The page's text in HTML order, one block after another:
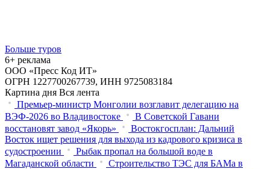
Больше туров
6+ реклама
ООО «Пресс Код ИТ»
ОГРН 1227700267739, ИНН 9725083184
Картина дня Вся лента
Премьер-министр Монголии возглавит делегацию на
ВЭФ‑2026 во Владивостоке
В Советской Гавани
восстановят завод «Якорь»
Востокгосплан: Дальний
Восток ищет решения для выхода из кадрового кризиса в
судостроении
Рыбак пропал на большой воде в
Магаданской области
Строительство ТЭС для БАМа в